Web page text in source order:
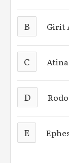
B Girit
C Atina
D
E